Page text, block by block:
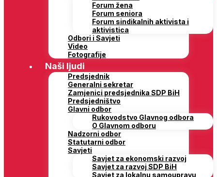
Forum žena
Forum seniora
Forum sindikalnih aktivista i
aktivistica
Odbori i Savjeti
Video
Fotografije
Naši ljudi
Predsjednik
Generalni sekretar
Zamjenici predsjednika SDP BiH
Predsjedništvo
Glavni odbor
Rukovodstvo Glavnog odbora
O Glavnom odboru
Nadzorni odbor
Statutarni odbor
Savjeti
Savjet za ekonomski razvoj
Savjet za razvoj SDP BiH
Savjet za lokalnu samoupravu